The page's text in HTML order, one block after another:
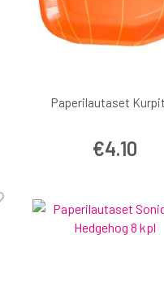
Paperilautaset
€4.10